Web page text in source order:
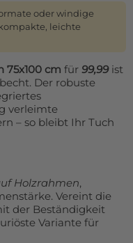
oder windige
leichte
75x100 cm für 99,99ist
Der robuste
verleimte
– so bleibt Ihr Tuch
Holzrahmen,
Vereint die
der Beständigkeit
Variante für